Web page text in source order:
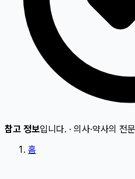
참고 정보입니다. · 의사·약사의 전
홈